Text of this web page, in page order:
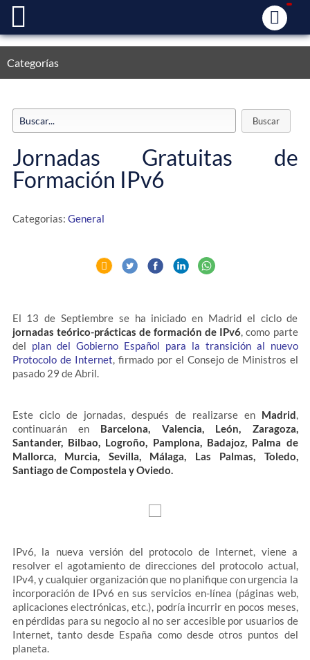
Categorías
Jornadas Gratuitas de
Formación IPv6
Categorias: General
El 13 de Septiembre se ha iniciado en Madrid el ciclo de
jornadas teórico-prácticas de formación de IPv6, como parte
del plan del Gobierno Español para la transición al nuevo
Protocolo de Internet, firmado por el Consejo de Ministros el
pasado 29 de Abril.
Este ciclo de jornadas, después de realizarse en Madrid,
continuarán en Barcelona, Valencia, León, Zaragoza,
Santander, Bilbao, Logroño, Pamplona, Badajoz, Palma de
Mallorca, Murcia, Sevilla, Málaga, Las Palmas, Toledo,
Santiago de Compostela y Oviedo.
IPv6, la nueva versión del protocolo de Internet, viene a
resolver el agotamiento de direcciones del protocolo actual,
IPv4, y cualquier organización que no planifique con urgencia la
incorporación de IPv6 en sus servicios en-línea (páginas web,
aplicaciones electrónicas, etc.), podría incurrir en pocos meses,
en pérdidas para su negocio al no ser accesible por usuarios de
Internet, tanto desde España como desde otros puntos del
planeta.